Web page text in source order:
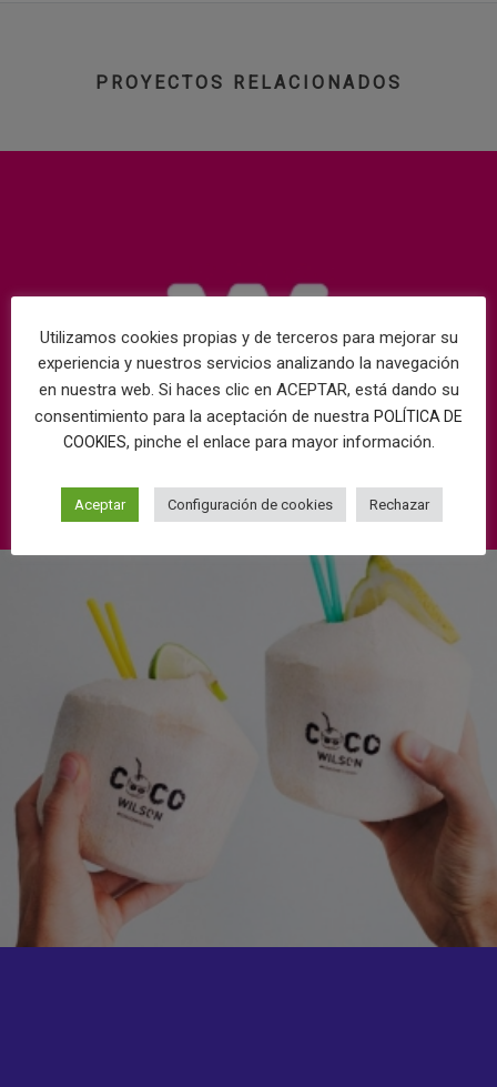
PROYECTOS RELACIONADOS
Utilizamos cookies propias y de terceros para mejorar su
experiencia y nuestros servicios analizando la navegación
en nuestra web. Si haces clic en ACEPTAR, está dando su
consentimiento para la aceptación de nuestra POLÍTICA DE
COOKIES, pinche el enlace para mayor información.
Aceptar Configuración de cookies Rechazar